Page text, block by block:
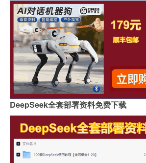
DeepSeek全套部署资料免费下载